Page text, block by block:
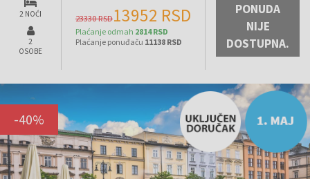
2 NOĆI
2
OSOBE
23330 RSD13952 RSD
Plaćanje odmah 2814 RSD
Plaćanje ponuđaču 11138 RSD
PONUDA
NIJE
DOSTUPNA.
-40%